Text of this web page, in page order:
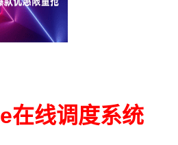
线调度系统